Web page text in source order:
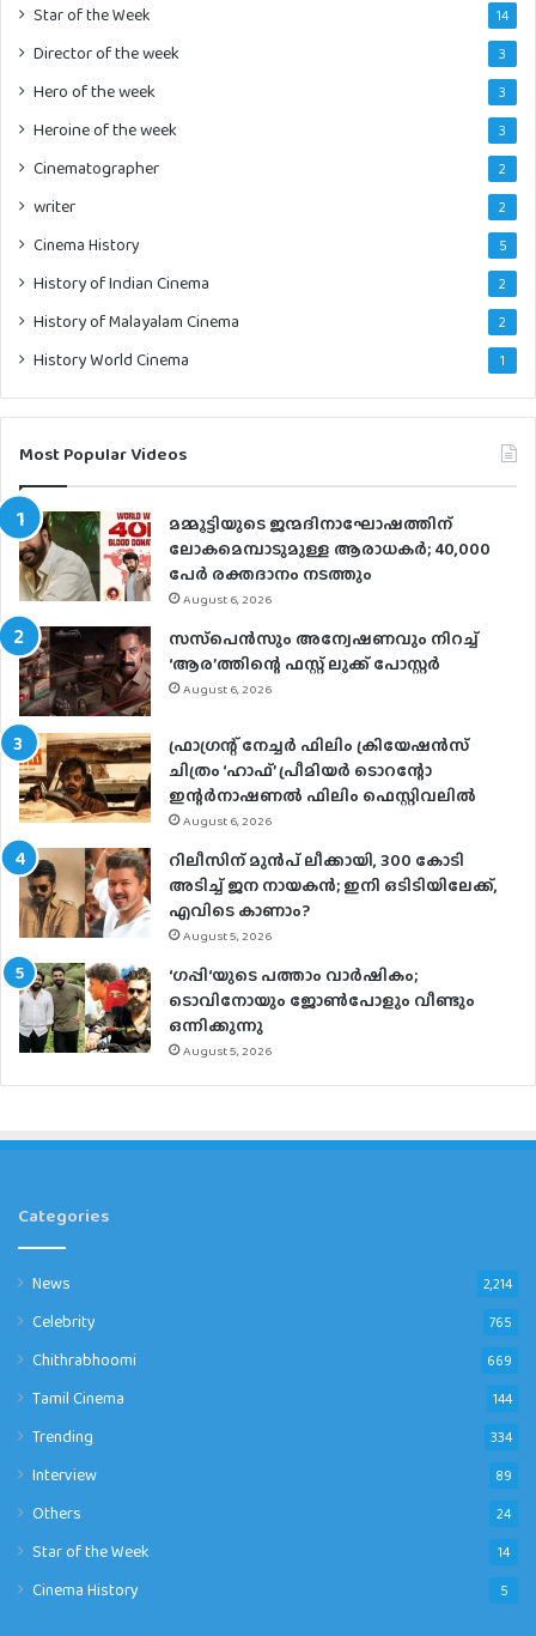
Star of the Week 14
Director of the week 3
Hero of the week 3
Heroine of the week 3
Cinematographer 2
writer 2
Cinema History 5
History of Indian Cinema 2
History of Malayalam Cinema 2
History World Cinema 1
Most Popular Videos
മമ്മൂട്ടിയുടെ ജന്മദിനാഘോഷത്തിന്
ലോകമെമ്പാടുമുള്ള ആരാധകര്‍; 40,000
പേര്‍ രക്തദാനം നടത്തും
August 6, 2026
സസ്‌പെന്‍സും അന്വേഷണവും നിറച്ച്
‘ആര’ത്തിന്റെ ഫസ്റ്റ് ലുക്ക് പോസ്റ്റര്‍
August 6, 2026
ഫ്രാഗ്രന്റ് നേച്ചര്‍ ഫിലിം ക്രിയേഷന്‍സ്
ചിത്രം ‘ഹാഫ്’ പ്രീമിയര്‍ ടൊറന്റോ
ഇന്റര്‍നാഷണല്‍ ഫിലിം ഫെസ്റ്റിവലില്‍
August 6, 2026
റിലീസിന് മുൻപ് ലീക്കായി, 300 കോടി
അടിച്ച് ജന നായകൻ; ഇനി ഒടിടിയിലേക്ക്,
എവിടെ കാണാം?
August 5, 2026
‘ഗപ്പി‘യുടെ പത്താം വാർഷികം;
ടൊവിനോയും ജോൺപോളും വീണ്ടും
ഒന്നിക്കുന്നു
August 5, 2026
Categories
News 2,214
Celebrity 765
Chithrabhoomi 669
Tamil Cinema 144
Trending 334
Interview 89
Others 24
Star of the Week 14
Cinema History 5